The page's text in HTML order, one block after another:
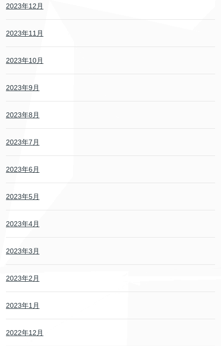
2023年12月
2023年11月
2023年10月
2023年9月
2023年8月
2023年7月
2023年6月
2023年5月
2023年4月
2023年3月
2023年2月
2023年1月
2022年12月